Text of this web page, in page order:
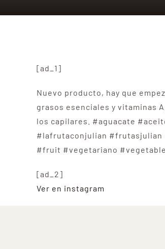
[ad_1]
Nuevo producto, hay que
grasos esenciales y vitaminas
los capilares. #aguacate
#lafrutaconjulian #frutasjulian
#fruit #vegetariano
[ad_2]
Ver en instagram